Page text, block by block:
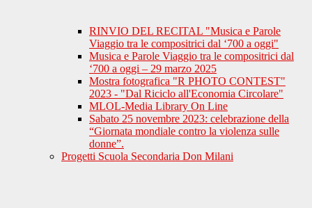
RINVIO DEL RECITAL "Musica e Parole
Viaggio tra le compositrici dal ‘700 a oggi"
Musica e Parole Viaggio tra le compositrici dal
‘700 a oggi – 29 marzo 2025
Mostra fotografica "R PHOTO CONTEST"
2023 - "Dal Riciclo all'Economia Circolare"
MLOL-Media Library On Line
Sabato 25 novembre 2023: celebrazione della
“Giornata mondiale contro la violenza sulle
donne”.
Progetti Scuola Secondaria Don Milani